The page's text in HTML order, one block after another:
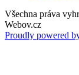
Všechna práva
Webov.cz
Proudly powered